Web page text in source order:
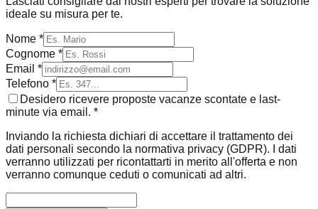
ideale su misura per te.
Nome *
Cognome *
Email *
Telefono *
Desidero ricevere proposte vacanze scontate e last-
minute via email. *
Inviando la richiesta dichiari di accettare il trattamento dei
dati personali secondo la normativa privacy (GDPR). I dati
verranno utilizzati per ricontattarti in merito all'offerta e non
verranno comunque ceduti o comunicati ad altri.